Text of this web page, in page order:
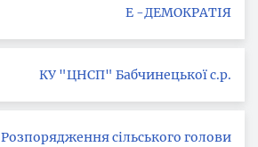
Е -ДЕМОКРАТІЯ
КУ "ЦНСП" Бабчинецької с.р.
Розпорядження сільського голови